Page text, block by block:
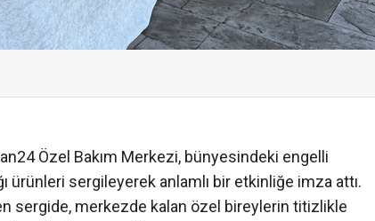
Özel Bakım Merkezi, bünyesindeki engelli
ürünleri sergileyerek anlamlı bir etkinliğe imza attı.
sergide, merkezde kalan özel bireylerin titizlikle